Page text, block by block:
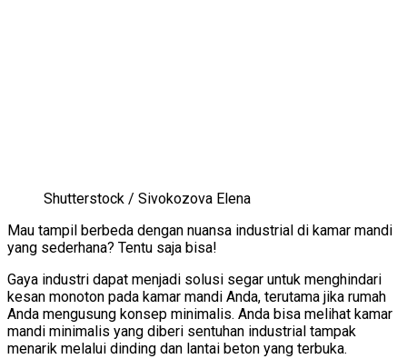
Shutterstock / Sivokozova Elena
Mau tampil berbeda dengan nuansa industrial di kamar mandi
yang sederhana? Tentu saja bisa!
Gaya industri dapat menjadi solusi segar untuk menghindari
kesan monoton pada kamar mandi Anda, terutama jika rumah
Anda mengusung konsep minimalis. Anda bisa melihat kamar
mandi minimalis yang diberi sentuhan industrial tampak
menarik melalui dinding dan lantai beton yang terbuka.